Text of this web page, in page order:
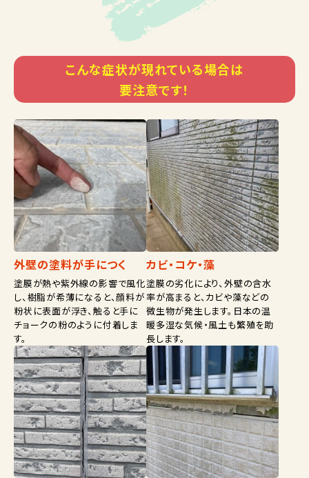
こんな症状が現れている場合は
要注意です！
外壁の塗料が手につく
塗膜が熱や紫外線の影響で風化
し、樹脂が希薄になると、顔料が
粉状に表面が浮き、触ると手に
チョークの粉のように付着しま
す。
カビ・コケ・藻
塗膜の劣化により、外壁の含水
率が高まると、カビや藻などの
微生物が発生します。日本の温
暖多湿な気候・風土も繁殖を助
長します。